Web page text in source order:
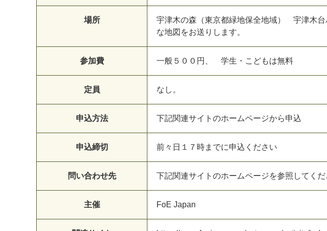
場所 宇津木の森 （東京都緑地保全地域） 宇津木台
な地図 をお送 り し ま す。
参加費 一般 ５ ０ ０ 円 学生 ・ こ どもは無料
定員 な し 。
申込方法 下記関連サイ ト のホー ムページから申込
申込締切 前々 日 １ ７ 時ま でに申込 く ださ い
問い合わせ先 下記関連サイ ト のホー ムページを参照 して く だ
主催 FoE Japan